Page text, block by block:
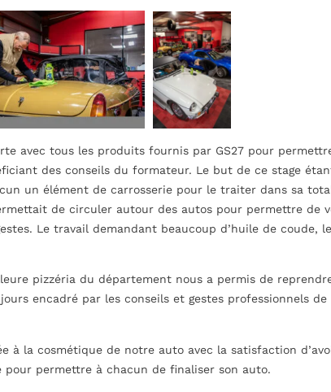
avec tous les produits fournis par GS27 pour
des conseils du formateur. Le but de ce stage
un élément de carrosserie pour le traiter dans sa
de circuler autour des autos pour permettre de
Le travail demandant beaucoup d’huile de coude, le
pizzéria du département nous a permis de
encadré par les conseils et gestes professionnels
à la cosmétique de notre auto avec la satisfaction
permettre à chacun de finaliser son auto.